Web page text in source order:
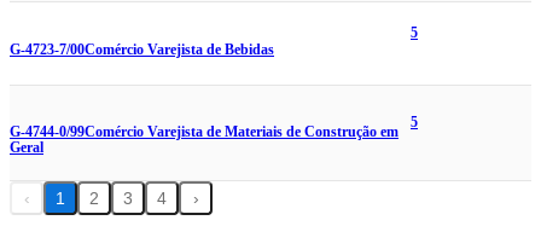
G-4723-7/00Comércio Varejista de Bebidas
5
G-4744-0/99Comércio Varejista de Materiais de Construção em
Geral
5
‹ 1 2 3 4 ›